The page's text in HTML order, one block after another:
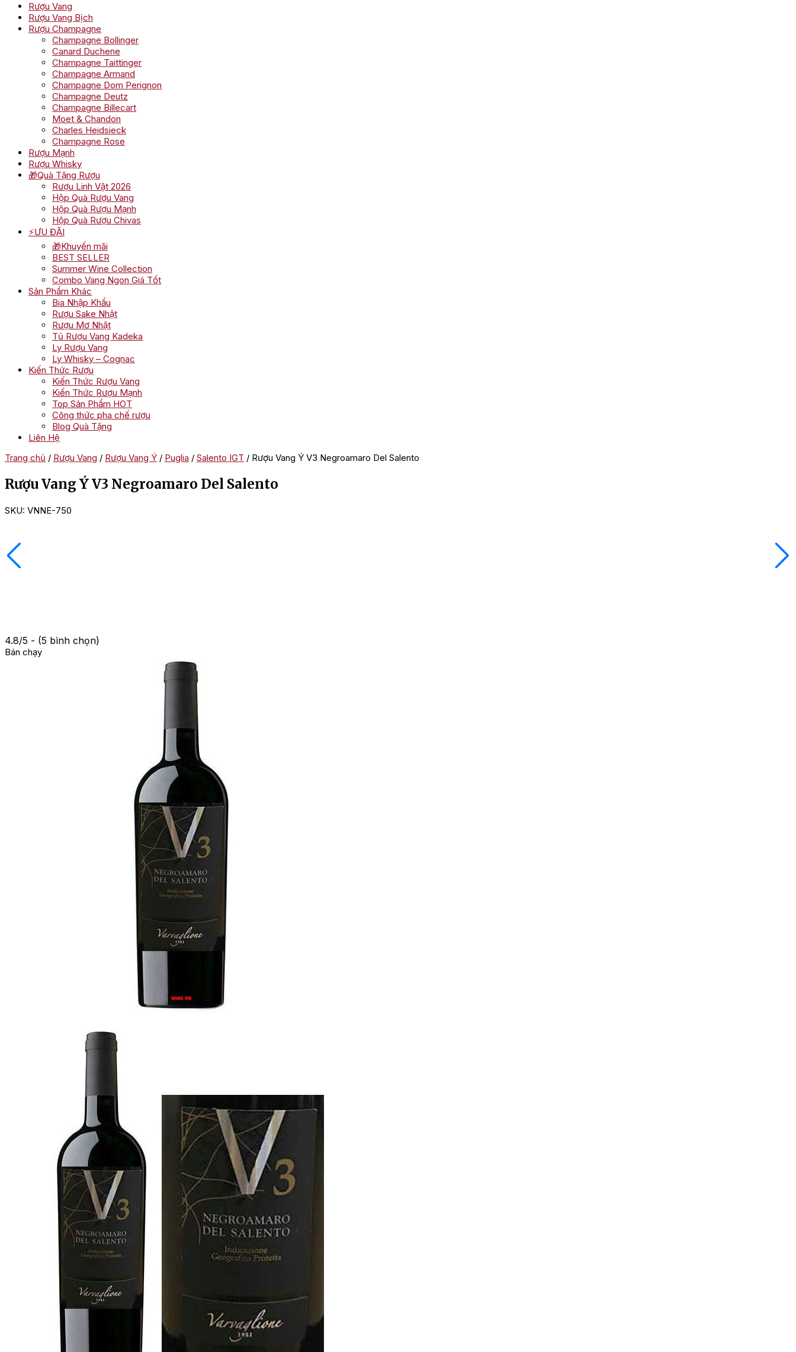
Rượu Vang
Rượu Vang Bịch
Rượu Champagne
Champagne Bollinger
Canard Duchene
Champagne Taittinger
Champagne Armand
Champagne Dom Perignon
Champagne Deutz
Champagne Billecart
Moet & Chandon
Charles Heidsieck
Champagne Rose
Rượu Mạnh
Rượu Whisky
🎁Quà Tặng Rượu
Rượu Linh Vật 2026
Hộp Quà Rượu Vang
Hộp Quà Rượu Mạnh
Hộp Quà Rượu Chivas
⚡ƯU ĐÃI
🎁Khuyến mãi
BEST SELLER
Summer Wine Collection
Combo Vang Ngon Giá Tốt
Sản Phẩm Khác
Bia Nhập Khẩu
Rượu Sake Nhật
Rượu Mơ Nhật
Tủ Rượu Vang Kadeka
Ly Rượu Vang
Ly Whisky – Cognac
Kiến Thức Rượu
Kiến Thức Rượu Vang
Kiến Thức Rượu Mạnh
Top Sản Phẩm HOT
Công thức pha chế rượu
Blog Quà Tặng
Liên Hệ
Trang chủ / Rượu Vang / Rượu Vang Ý / Puglia / Salento IGT / Rượu Vang Ý V3 Negroamaro Del Salento
Rượu Vang Ý V3 Negroamaro Del Salento
SKU: VNNE-750
4.8/5 - (5 bình chọn)
Bán chạy